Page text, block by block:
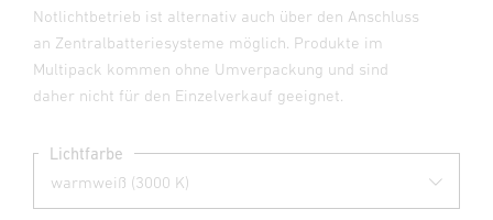
Notlichtbetrieb ist alternativ auch über den Anschluss
an Zentralbatteriesysteme möglich. Produkte im
Multipack kommen ohne Umverpackung und sind
daher nicht für den Einzelverkauf geeignet.
Lichtfarbe